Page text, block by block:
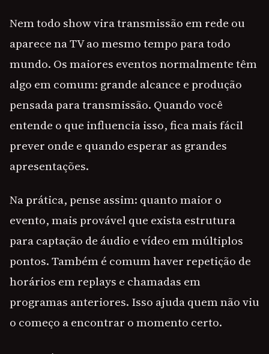
Nem todo show vira transmissão em rede ou
aparece na TV ao mesmo tempo para todo
mundo. Os maiores eventos normalmente têm
algo em comum: grande alcance e produção
pensada para transmissão. Quando você
entende o que influencia isso, fica mais fácil
prever onde e quando esperar as grandes
apresentações.
Na prática, pense assim: quanto maior o
evento, mais provável que exista estrutura
para captação de áudio e vídeo em múltiplos
pontos. Também é comum haver repetição de
horários em replays e chamadas em
programas anteriores. Isso ajuda quem não viu
o começo a encontrar o momento certo.